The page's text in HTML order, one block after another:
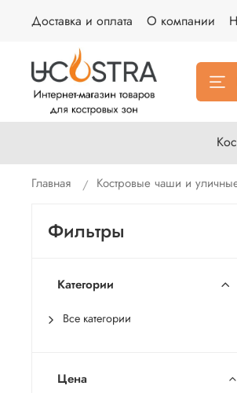
Доставка и оплата О компании
Главная Костровые чаши и
Фильтры
Категории
Все категории
Цена